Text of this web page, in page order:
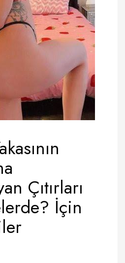
Çıtırları
İçin